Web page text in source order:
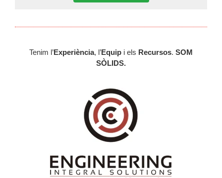
Tenim l’Experiència, l’Equip i els Recursos. SOM
SÒLIDS.